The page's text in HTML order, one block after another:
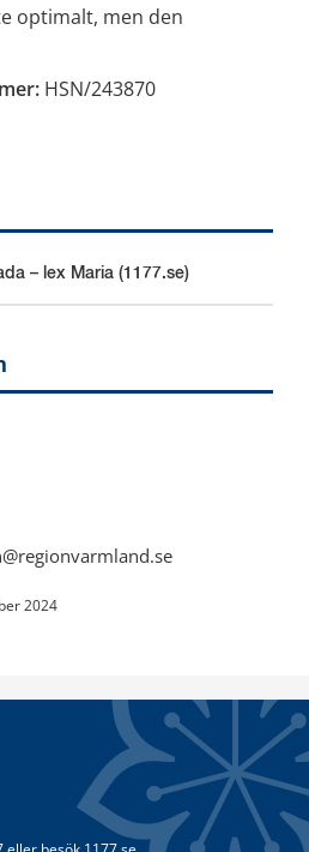
optimalt, men den
HSN/243870
– lex Maria (1177.se)
2024